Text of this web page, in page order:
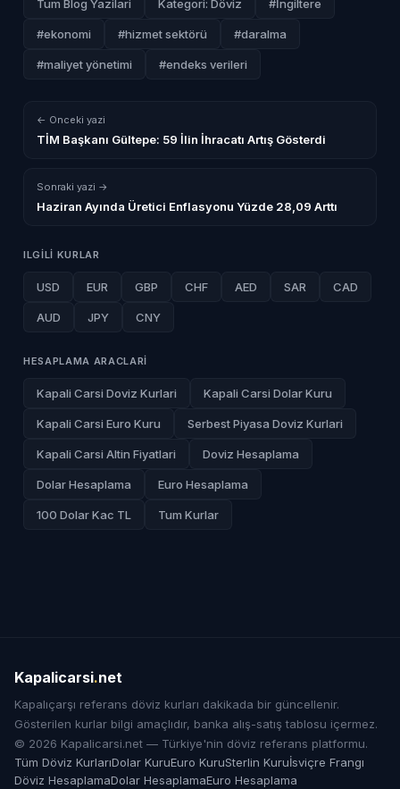
Tum Blog Yazilari Kategori: Döviz #İngiltere
#ekonomi #hizmet sektörü #daralma
#maliyet yönetimi #endeks verileri
← Onceki yazi
TİM Başkanı Gültepe: 59 İlin İhracatı Artış Gösterdi
Sonraki yazi →
Haziran Ayında Üretici Enflasyonu Yüzde 28,09 Arttı
ILGILI KURLAR
USD EUR GBP CHF AED SAR CAD
AUD JPY CNY
HESAPLAMA ARACLARI
Kapali Carsi Doviz Kurlari Kapali Carsi Dolar Kuru
Kapali Carsi Euro Kuru Serbest Piyasa Doviz Kurlari
Kapali Carsi Altin Fiyatlari Doviz Hesaplama
Dolar Hesaplama Euro Hesaplama
100 Dolar Kac TL Tum Kurlar
Kapalicarsi.net
Kapalıçarşı referans döviz kurları dakikada bir güncellenir.
Gösterilen kurlar bilgi amaçlıdır, banka alış-satış tablosu içermez.
© 2026 Kapalicarsi.net — Türkiye'nin döviz referans platformu.
Tüm Döviz KurlarıDolar KuruEuro KuruSterlin Kuruİsviçre Frangı
Döviz HesaplamaDolar HesaplamaEuro Hesaplama